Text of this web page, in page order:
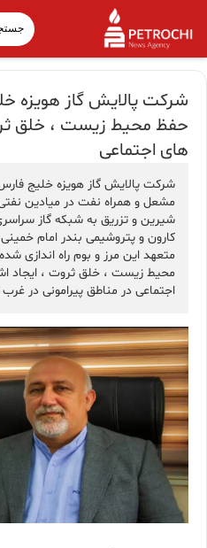
شرکت پالایش گاز هویزه
حفظ محیط زیست ، خلق
های اجتماعی
شرکت پالایش گاز هویزه خلیج
مشعل و همراه نفت در میادین
شیرین و تزریق به شبکه گاز
کارون و پتروشیمی بندر امام
متعهد این مرز و بوم راه اندازی
محیط زیست ، خلق ثروت ، ایجاد
اجتماعی در مناطق پیرامونی در